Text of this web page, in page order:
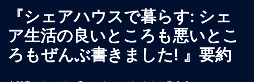
『シェアハウスで暮らす: シェ
ア生活の良いところも悪いとこ
ろもぜんぶ書きました! 』要約